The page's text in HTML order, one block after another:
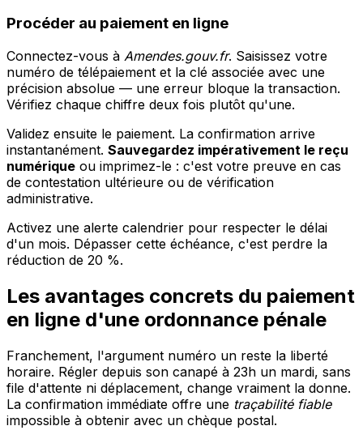
Procéder au paiement en ligne
Connectez-vous à Amendes.gouv.fr. Saisissez votre
numéro de télépaiement et la clé associée avec une
précision absolue — une erreur bloque la transaction.
Vérifiez chaque chiffre deux fois plutôt qu'une.
Validez ensuite le paiement. La confirmation arrive
instantanément. Sauvegardez impérativement le reçu
numérique ou imprimez-le : c'est votre preuve en cas
de contestation ultérieure ou de vérification
administrative.
Activez une alerte calendrier pour respecter le délai
d'un mois. Dépasser cette échéance, c'est perdre la
réduction de 20 %.
Les avantages concrets du paiement
en ligne d'une ordonnance pénale
Franchement, l'argument numéro un reste la liberté
horaire. Régler depuis son canapé à 23h un mardi, sans
file d'attente ni déplacement, change vraiment la donne.
La confirmation immédiate offre une traçabilité fiable
impossible à obtenir avec un chèque postal.